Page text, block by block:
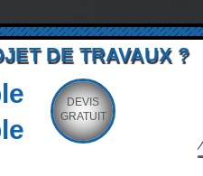
DE TRAVAUX ?
DEVIS
GRATUIT